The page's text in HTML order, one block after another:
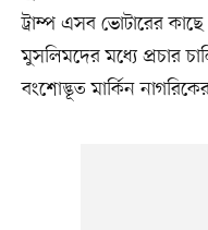
ট্রাম্প এসব ভোটারের
মুসলিমদের মধ্যে প্রচার
বংশোদ্ভূত মার্কিন